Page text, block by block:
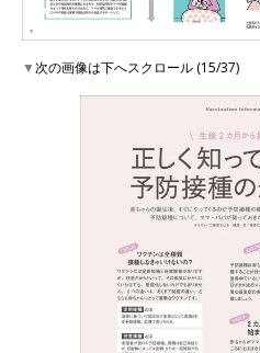
▼次の画像は下へスクロール (15/37)